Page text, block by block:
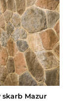
skarb Mazur